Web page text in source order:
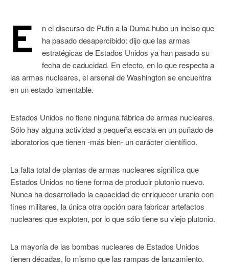
E
n el discurso de Putin a la Duma hubo un inciso que
ha pasado desapercibido: dijo que las armas
estratégicas de Estados Unidos ya han pasado su
fecha de caducidad. En efecto, en lo que respecta a
las armas nucleares, el arsenal de Washington se encuentra
en un estado lamentable.
Estados Unidos no tiene ninguna fábrica de armas nucleares.
Sólo hay alguna actividad a pequeña escala en un puñado de
laboratorios que tienen -más bien- un carácter científico.
La falta total de plantas de armas nucleares significa que
Estados Unidos no tiene forma de producir plutonio nuevo.
Nunca ha desarrollado la capacidad de enriquecer uranio con
fines militares, la única otra opción para fabricar artefactos
nucleares que exploten, por lo que sólo tiene su viejo plutonio.
La mayoría de las bombas nucleares de Estados Unidos
tienen décadas, lo mismo que las rampas de lanzamiento.